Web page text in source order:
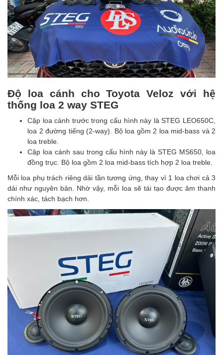
Độ loa cánh cho Toyota Veloz với hệ
thống loa 2 way STEG
Cặp loa cánh trước trong cấu hình này là STEG LEO650C,
loa 2 đường tiếng (2-way). Bộ loa gồm 2 loa mid-bass và 2
loa treble.
Cặp loa cánh sau trong cấu hình này là STEG MS650, loa
đồng trục. Bộ loa gồm 2 loa mid-bass tích hợp 2 loa treble.
Mỗi loa phụ trách riêng dải tần tương ứng, thay vì 1 loa chơi cả 3
dải như nguyên bản. Nhờ vậy, mỗi loa sẽ tái tạo được âm thanh
chính xác, tách bạch hơn.